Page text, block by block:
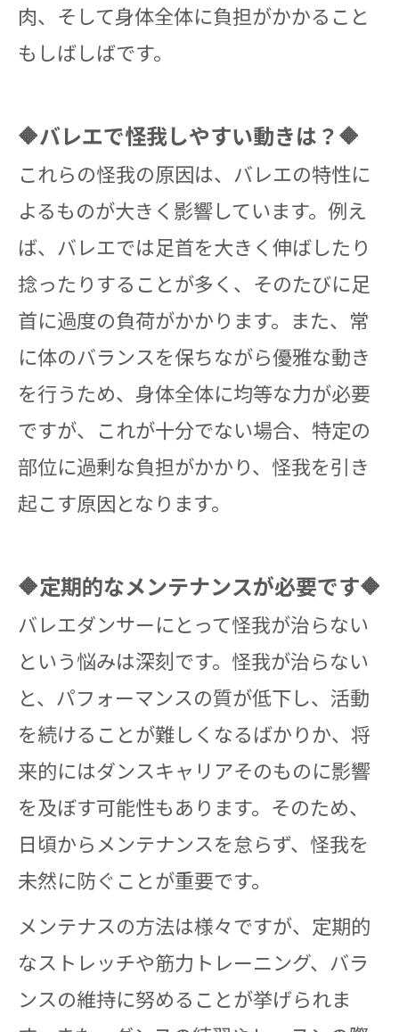
肉、そして身体全体に負担がかかること
もしばしばです。
🔶バレエで怪我しやすい動きは？🔶
これらの怪我の原因は、バレエの特性に
よるものが大きく影響しています。例え
ば、バレエでは足首を大きく伸ばしたり
捻ったりすることが多く、そのたびに足
首に過度の負荷がかかります。また、常
に体のバランスを保ちながら優雅な動き
を行うため、身体全体に均等な力が必要
ですが、これが十分でない場合、特定の
部位に過剰な負担がかかり、怪我を引き
起こす原因となります。
🔶定期的なメンテナンスが必要です🔶
バレエダンサーにとって怪我が治らない
という悩みは深刻です。怪我が治らない
と、パフォーマンスの質が低下し、活動
を続けることが難しくなるばかりか、将
来的にはダンスキャリアそのものに影響
を及ぼす可能性もあります。そのため、
日頃からメンテナンスを怠らず、怪我を
未然に防ぐことが重要です。
メンテナスの方法は様々ですが、定期的
なストレッチや筋力トレーニング、バラ
ンスの維持に努めることが挙げられま